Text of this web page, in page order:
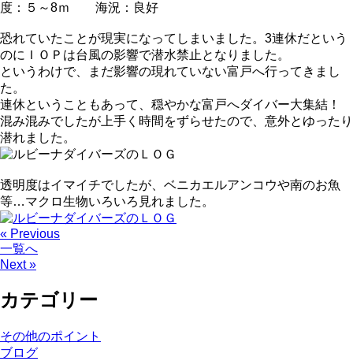
度：５～8ｍ 海況：良好
恐れていたことが現実になってしまいました。3連休だという
のにＩＯＰは台風の影響で潜水禁止となりました。
というわけで、まだ影響の現れていない富戸へ行ってきまし
た。
連休ということもあって、穏やかな富戸へダイバー大集結！
混み混みでしたが上手く時間をずらせたので、意外とゆったり
潜れました。
透明度はイマイチでしたが、ベニカエルアンコウや南のお魚
等…マクロ生物いろいろ見れました。
« Previous
一覧へ
Next »
カテゴリー
その他のポイント
ブログ